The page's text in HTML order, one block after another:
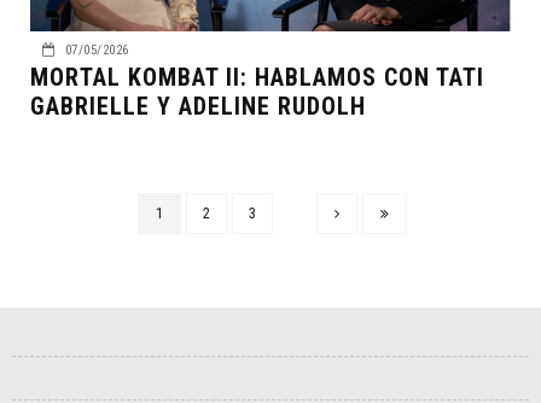
07/05/2026
MORTAL KOMBAT II: HABLAMOS CON TATI
GABRIELLE Y ADELINE RUDOLH
1 2 3